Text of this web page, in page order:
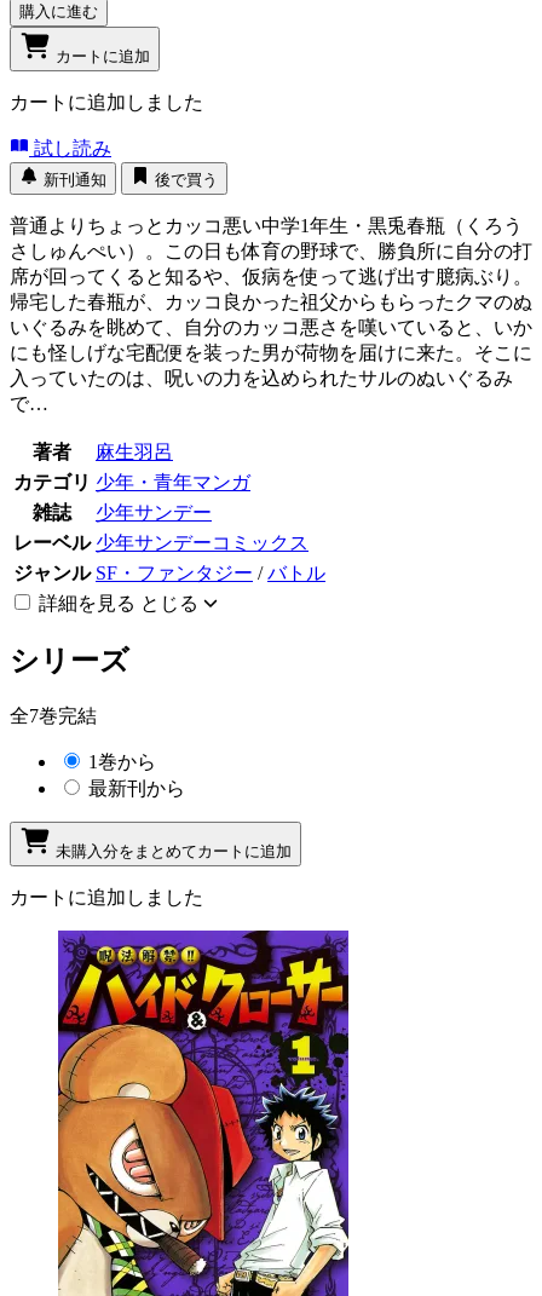
購入に進む
カートに追加
カートに追加しました
試し読み
新刊通知 後で買う
普通よりちょっとカッコ悪い中学1年生・黒兎春瓶（くろう
さしゅんぺい）。この日も体育の野球で、勝負所に自分の打
席が回ってくると知るや、仮病を使って逃げ出す臆病ぶり。
帰宅した春瓶が、カッコ良かった祖父からもらったクマのぬ
いぐるみを眺めて、自分のカッコ悪さを嘆いていると、いか
にも怪しげな宅配便を装った男が荷物を届けに来た。そこに
入っていたのは、呪いの力を込められたサルのぬいぐるみ
で…
著者
麻生羽呂
カテゴリ 少年・青年マンガ
雑誌
少年サンデー
レーベル 少年サンデーコミックス
ジャンル SF・ファンタジー /バトル
詳細を見る とじる
シリーズ
全7巻完結
1巻から
最新刊から
未購入分をまとめてカートに追加
カートに追加しました